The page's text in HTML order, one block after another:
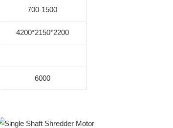
700-1500
4200*2150*2200
6000